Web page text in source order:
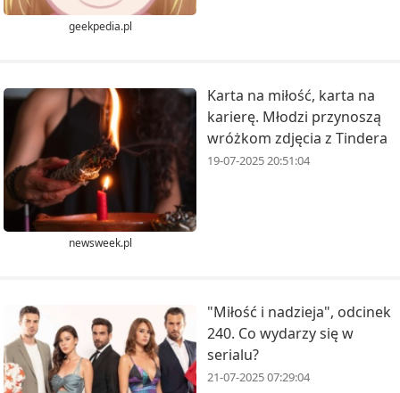
geekpedia.pl
newsweek.pl
Karta na miłość, karta na
karierę. Młodzi przynoszą
wróżkom zdjęcia z Tindera
19-07-2025 20:51:04
"Miłość i nadzieja", odcinek
240. Co wydarzy się w
serialu?
21-07-2025 07:29:04